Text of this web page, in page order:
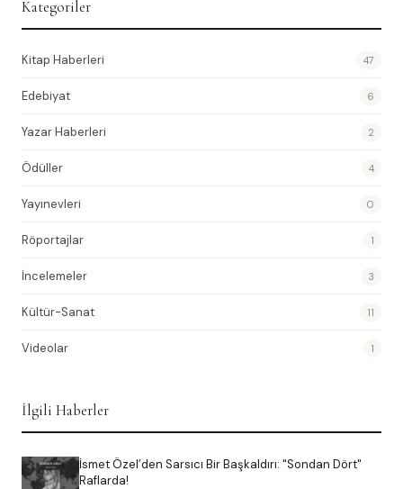
Kategoriler
Kitap Haberleri 47
Edebiyat 6
Yazar Haberleri 2
Ödüller 4
Yayınevleri 0
Röportajlar 1
İncelemeler 3
Kültür-Sanat 11
Videolar 1
İlgili Haberler
İsmet Özel’den Sarsıcı Bir Başkaldırı: "Sondan Dört"
Raflarda!